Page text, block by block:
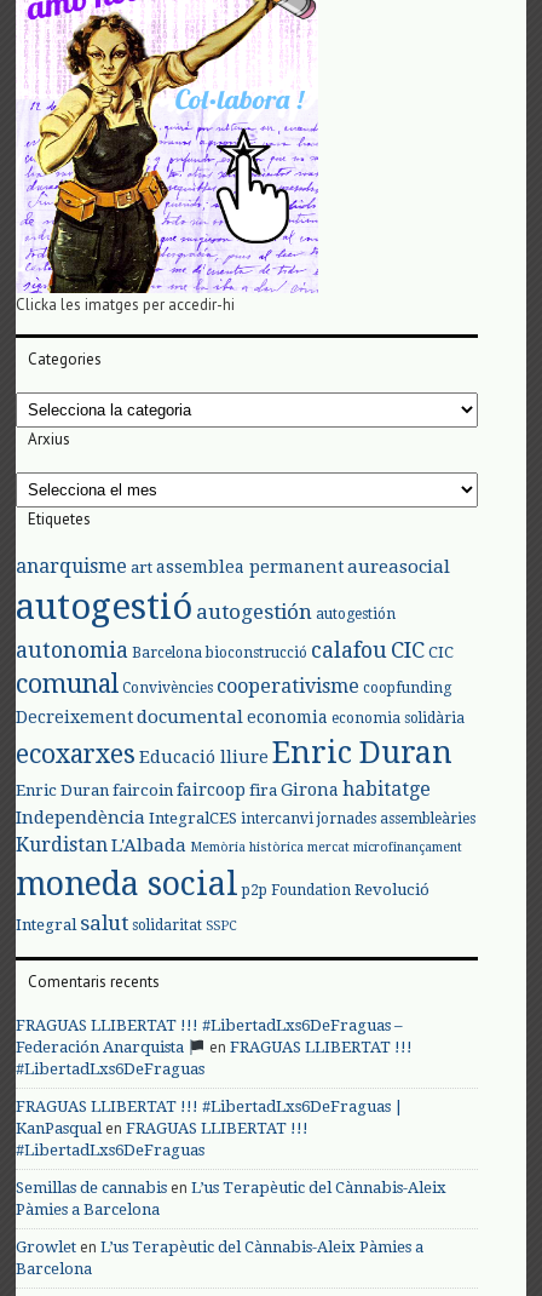
Clicka les imatges per accedir-hi
Categories
Categories
Arxius
Arxius
Etiquetes
anarquisme art assemblea permanent aureasocial
autogestió autogestión autogestión
autonomia Barcelona bioconstrucció calafouCIC CIC
comunal Convivències cooperativisme coopfunding
Decreixement documental economia economia solidària
ecoxarxes Educació lliure Enric Duran
Enric Duran faircoin faircoop fira Girona habitatge
Independència IntegralCES intercanvi jornades assembleàries
KurdistanL'Albada Memòria històrica mercat microfinançament
moneda social p2p Foundation Revolució
Integral salut solidaritat SSPC
Comentaris recents
FRAGUAS LLIBERTAT !!! #LibertadLxs6DeFraguas –
Federación Anarquista
enFRAGUAS LLIBERTAT !!!
#LibertadLxs6DeFraguas
FRAGUAS LLIBERTAT !!! #LibertadLxs6DeFraguas |
KanPasqualenFRAGUAS LLIBERTAT !!!
#LibertadLxs6DeFraguas
Semillas de cannabis enL’us Terapèutic del Cànnabis-Aleix
Pàmies a Barcelona
Growlet enL’us Terapèutic del Cànnabis-Aleix Pàmies a
Barcelona